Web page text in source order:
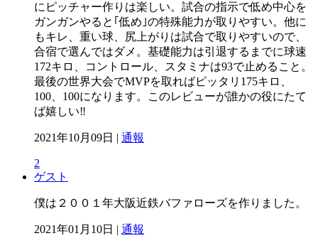
にピッチャー作りは楽しい。試合の指示で低め中心を
ガンガンやると｢低め｣の特殊能力が取りやすい。他に
もキレ、重い球、尻上がりは試合で取りやすいので、
合宿で選んではダメ。基礎能力は引退するまでに球速
172キロ、コントロール、スタミナは93で止めること。
最後の世界大会でMVPを取ればピッタリ175キロ、
100、100になります。このレビューが誰かの役にたて
ば嬉しい‼️
2021年10月09日 | 通報
2
ゲスト
僕は２００１年大阪近鉄バファローズを作りました。
2021年01月10日 | 通報